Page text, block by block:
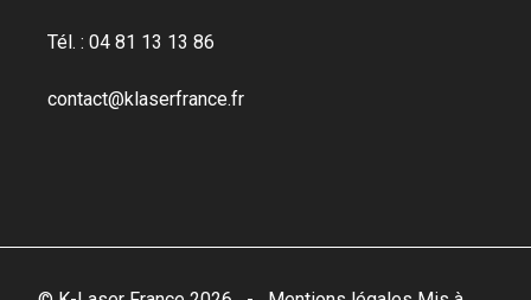
Tél. : 04 81 13 13 86
contact@klaserfrance.fr